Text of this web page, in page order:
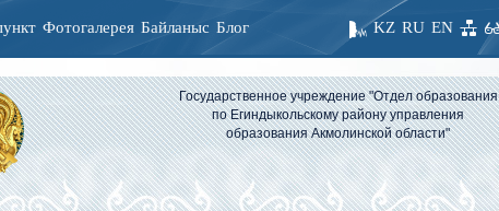
Фотогалерея Байланыс Блог EN
RU
KZ
Государственное учреждение "Отдел образования
по Егиндыкольскому району управления
образования Акмолинской области"